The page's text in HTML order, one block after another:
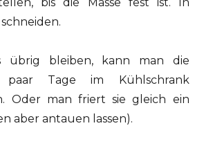
übrig bleiben, kann man die
Tage im Kühlschrank
Oder man friert sie gleich ein
aber antauen lassen).